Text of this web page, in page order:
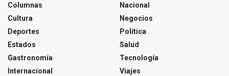
Columnas
Cultura
Deportes
Estados
Gastronomía
Internacional
Nacional
Negocios
Política
Salud
Tecnología
Viajes